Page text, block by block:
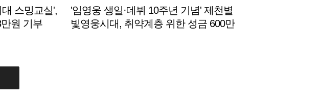
스밍교실',
원 기부
'임영웅 생일·데뷔 10주년 기념' 제천별
빛영웅시대, 취약계층 위한 성금 600만